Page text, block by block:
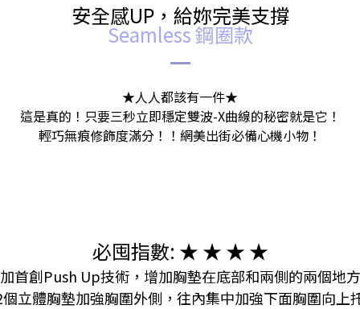
安全感UP，給妳完美支撐
Seamless 鋼圈款
★人人都該有一件★
這是真的！只要三秒立即穩定雙波-X曲線的秘密就是它！
輕巧無痕修飾度滿分！！網美出街必備心機小物！
必囤指數: ★ ★ ★ ★
首創Push Up技術，增加胸墊在底部和兩側的兩個地方
立體胸墊加強胸圍外側，往內集中加強下面胸圍向上